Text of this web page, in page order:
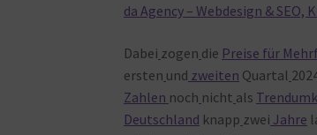
da Agency – Webdesign & SEO,
Dabei zogen die Preise für
ersten und zweiten Quartal
Zahlen noch nicht als
Deutschland knapp zwei Jahre